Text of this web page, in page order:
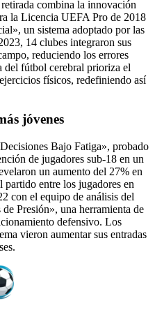
combina la innovación
la Licencia UEFA Pro de 2018
un sistema adoptado por las
14 clubes integraron sus
reduciendo los errores
del fútbol cerebral prioriza el
físicos, redefiniendo así
jóvenes
Bajo Fatiga», probado
de jugadores sub-18 en un
un aumento del 27% en
entre los jugadores en
con el equipo de análisis del
Presión», una herramienta de
defensivo. Los
vieron aumentar sus entradas